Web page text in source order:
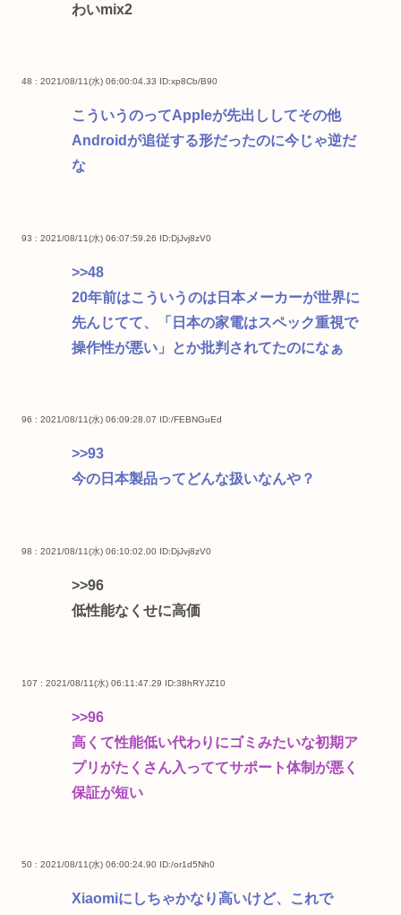
わいmix2
48 : 2021/08/11(水) 06:00:04.33 ID:xp8Cb/B90
こういうのってAppleが先出ししてその他
Androidが追従する形だったのに今じゃ逆だ
な
93 : 2021/08/11(水) 06:07:59.26 ID:DjJvj8zV0
>>48
20年前はこういうのは日本メーカーが世界に
先んじてて、「日本の家電はスペック重視で
操作性が悪い」とか批判されてたのになぁ
96 : 2021/08/11(水) 06:09:28.07 ID:/FEBNGuEd
>>93
今の日本製品ってどんな扱いなんや？
98 : 2021/08/11(水) 06:10:02.00 ID:DjJvj8zV0
>>96
低性能なくせに高価
107 : 2021/08/11(水) 06:11:47.29 ID:38hRYJZ10
>>96
高くて性能低い代わりにゴミみたいな初期ア
プリがたくさん入っててサポート体制が悪く
保証が短い
50 : 2021/08/11(水) 06:00:24.90 ID:/or1d5Nh0
Xiaomiにしちゃかなり高いけど、これで